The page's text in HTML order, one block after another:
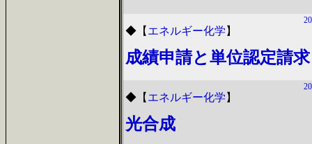
◆ 【 エネルギー化学 】
成績申請と単位認定請求
◆ 【 エネルギー化学 】
光合成